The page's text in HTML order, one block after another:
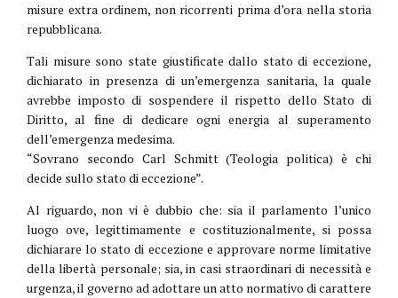
misure extra ordinem, non ricorrenti prima d’ora nella storia
repubblicana.
Tali misure sono state giustificate dallo stato di eccezione,
dichiarato in presenza di un’emergenza sanitaria, la quale
avrebbe imposto di sospendere il rispetto dello Stato di
Diritto, al fine di dedicare ogni energia al superamento
dell’emergenza medesima.
“Sovrano secondo Carl Schmitt (Teologia politica) è chi
decide sullo stato di eccezione”.
Al riguardo, non vi è dubbio che: sia il parlamento l’unico
luogo ove, legittimamente e costituzionalmente, si possa
dichiarare lo stato di eccezione e approvare norme limitative
della libertà personale; sia, in casi straordinari di necessità e
urgenza, il governo ad adottare un atto normativo di carattere